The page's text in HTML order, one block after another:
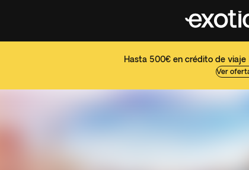
Hasta 500€ en crédito de viaje
Ver